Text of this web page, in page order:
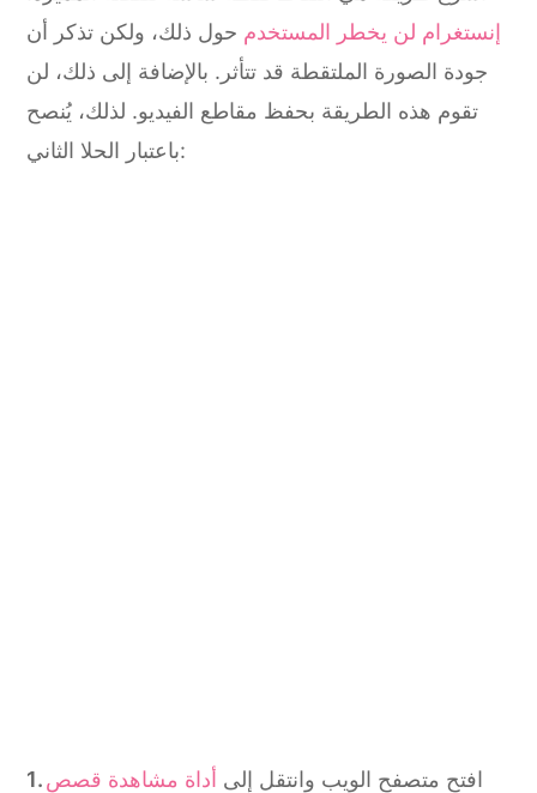
إنستغرام لن يخطر المستخدم حول ذلك، ولكن تذكر أن
جودة الصورة الملتقطة قد تتأثر. بالإضافة إلى ذلك، لن
تقوم هذه الطريقة بحفظ مقاطع الفيديو. لذلك، يُنصح
باعتبار الحلا الثاني:
افتح متصفح الويب وانتقل إلى أداة مشاهدة قصص